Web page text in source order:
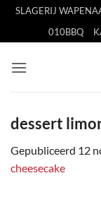
inhoud
SLAGERIJ
010BBQ
dessert
Gepubliceerd 12
cheesecake